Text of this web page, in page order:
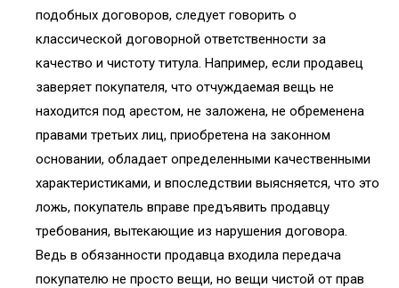
подобных договоров, следует говорить о
классической договорной ответственности за
качество и чистоту титула. Например, если продавец
заверяет покупателя, что отчуждаемая вещь не
находится под арестом, не заложена, не обременена
правами третьих лиц, приобретена на законном
основании, обладает определенными качественными
характеристиками, и впоследствии выясняется, что это
ложь, покупатель вправе предъявить продавцу
требования, вытекающие из нарушения договора.
Ведь в обязанности продавца входила передача
покупателю не просто вещи, но вещи чистой от прав